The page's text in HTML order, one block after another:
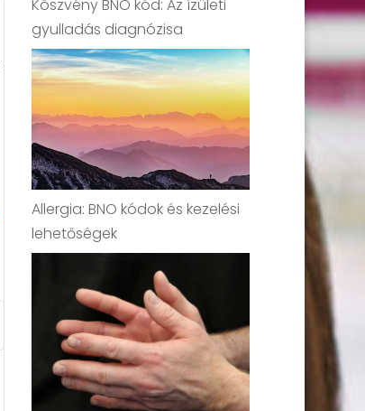
Köszvény BNO kód: Az ízületi
gyulladás diagnózisa
Allergia: BNO kódok és kezelési
lehetőségek